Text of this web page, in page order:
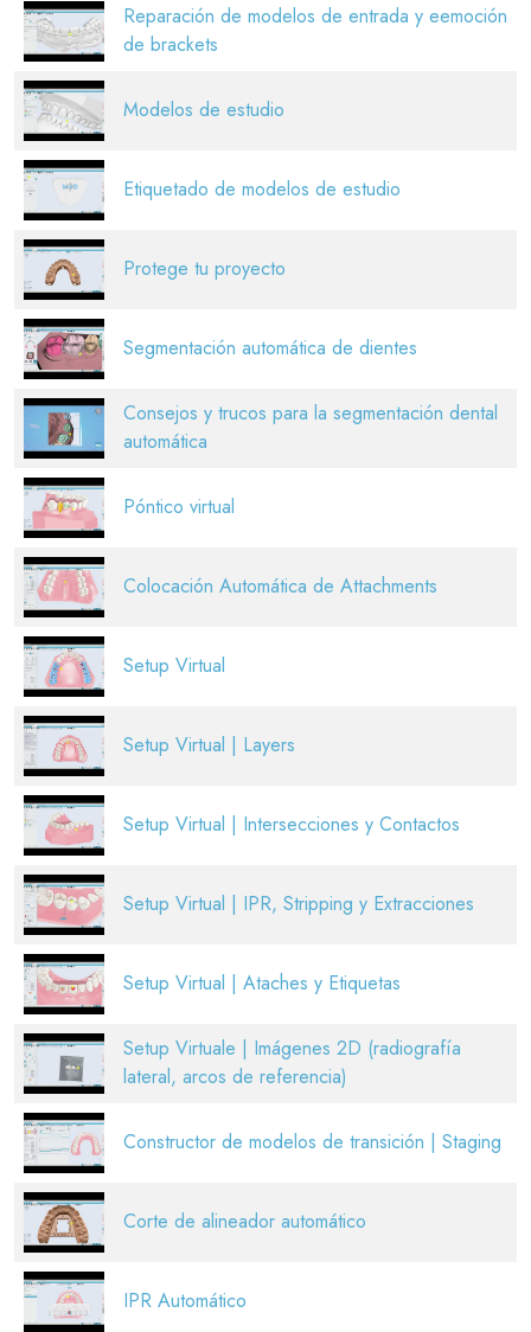
Reparación de modelos de entrada y eemoción
de brackets
Modelos de estudio
Etiquetado de modelos de estudio
Protege tu proyecto
Segmentación automática de dientes
Consejos y trucos para la segmentación dental
automática
Póntico virtual
Colocación Automática de Attachments
Setup Virtual
Setup Virtual | Layers
Setup Virtual | Intersecciones y Contactos
Setup Virtual | IPR, Stripping y Extracciones
Setup Virtual | Ataches y Etiquetas
Setup Virtuale | Imágenes 2D (radiografía
lateral, arcos de referencia)
Constructor de modelos de transición | Staging
Corte de alineador automático
IPR Automático